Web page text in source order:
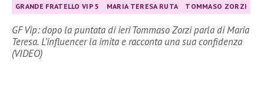
GRANDE FRATELLO VIP 5 MARIA TERESA RUTA TOMMASO ZORZI
GF Vip: dopo la puntata di ieri Tommaso Zorzi parla di Maria
Teresa. L’influencer la imita e racconta una sua confidenza
(VIDEO)